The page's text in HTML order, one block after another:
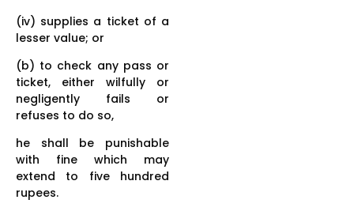
(iv) supplies a ticket of a
lesser value; or
(b) to check any pass or
ticket, either wilfully or
negligently fails or
refuses to do so,
he shall be punishable
with fine which may
extend to five hundred
rupees.